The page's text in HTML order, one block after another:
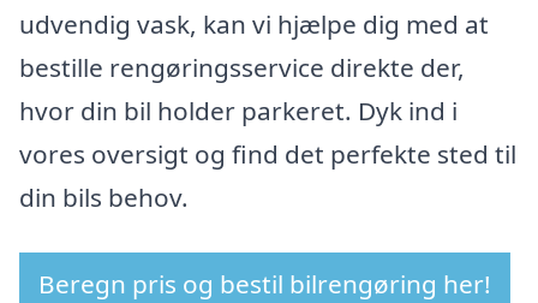
udvendig vask, kan vi hjælpe dig med at
bestille rengøringsservice direkte der,
hvor din bil holder parkeret. Dyk ind i
vores oversigt og find det perfekte sted til
din bils behov.
Beregn pris og bestil bilrengøring her!